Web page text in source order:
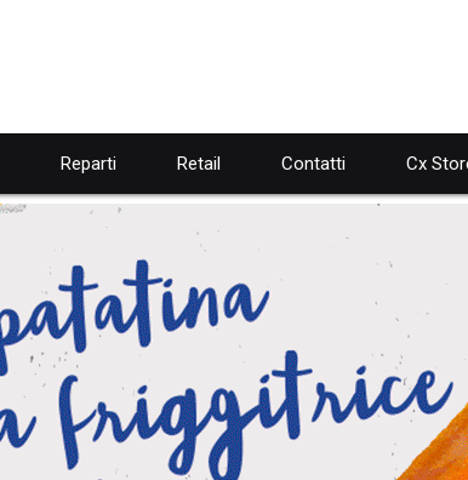
Reparti Retail Contatti Cx